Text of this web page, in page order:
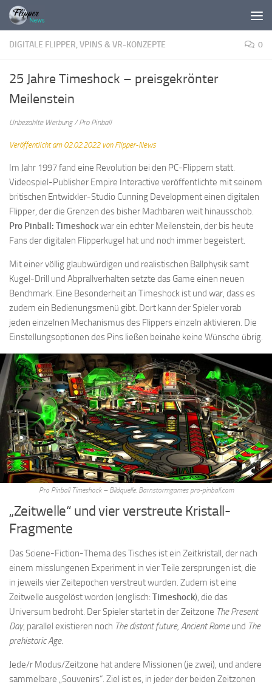
Zum Inhalt springen
DIGITALE FLIPPER, VPINS & VR-KONZEPTE 0
25 Jahre Timeshock – preisgekrönter
Meilenstein
Unbezahlte Werbung / Pro Pinball
Veröffentlicht am 02.02.2022 von Flipper-News
Im Jahr 1997 fand eine Revolution bei den PC-Flippern statt.
Videospiel-Publisher Empire Interactive veröffentlichte mit seinem
britischen Entwickler-Studio Cunning Development einen digitalen
Flipper, der die Grenzen des bisher Machbaren weit hinausschob.
Pro Pinball: Timeshockwar ein echter Meilenstein, der bis heute
Fans der digitalen Flipperkugel hat und noch immer begeistert.
Mit einer völlig glaubwürdigen und realistischen Ballphysik samt
Kugel-Drill und Abprallverhalten setzte das Game einen neuen
Benchmark. Eine Besonderheit an Timeshock ist und war, dass es
zudem ein Bedienungsmenü gibt. Dort kann der Spieler vorab
jeden einzelnen Mechanismus des Flippers einzeln aktivieren. Die
Einstellungsoptionen des Pins ließen beinahe keine Wünsche übrig.
Pro Pinball Timeshock – Bildquelle: Barnstormgames pro-pinball.com
„Zeitwelle“ und vier verstreute Kristall-
Fragmente
Das Sciene-Fiction-Thema des Tisches ist ein Zeitkristall, der nach
einem misslungenen Experiment in vier Teile zersprungen ist, die
in jeweils vier Zeitepochen verstreut wurden. Zudem ist eine
Zeitwelle ausgelöst worden (englisch: Timeshock), die das
Universum bedroht. Der Spieler startet in der Zeitzone The Present
Day, parallel existieren noch The distant future, Ancient Romeund The
prehistoric Age.
Jede/r Modus/Zeitzone hat andere Missionen (je zwei), und andere
sammelbare „Souvenirs“. Ziel ist es, in jeder der beiden Zeitzonen